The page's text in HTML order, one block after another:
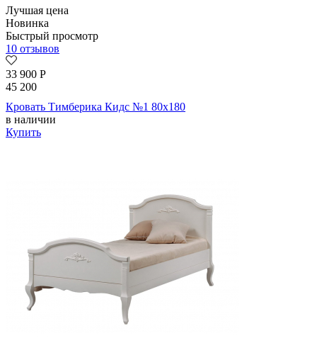
Лучшая цена
Новинка
Быстрый просмотр
10 отзывов
33 900 Р
45 200
Кровать Тимберика Кидс №1 80х180
в наличии
Купить